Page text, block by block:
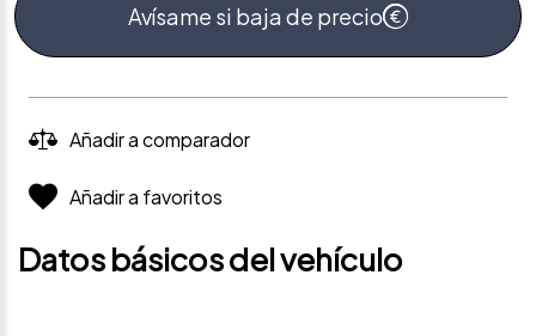
Avísame si baja de precio
Añadir a comparador
Añadir a favoritos
Datos básicos del vehículo